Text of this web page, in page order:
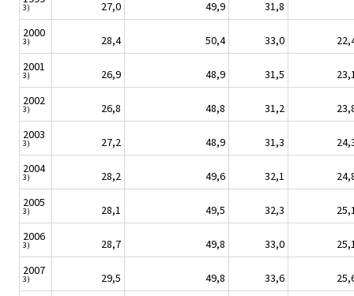
3) 27,0 49,9
31,8
2000
3) 28,4 50,4 33,0
2001
3) 26,9 48,9 31,5
2002
3) 26,8 48,8 31,2
2003
3) 27,2 48,9 31,3
2004
3) 28,2 49,6 32,1
2005
3) 28,1 49,5 32,3
2006
3) 28,7 49,8 33,0
2007
3) 29,5 49,8 33,6